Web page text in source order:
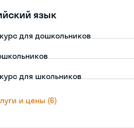
язык
для дошкольников
для школьников
и цены (6)